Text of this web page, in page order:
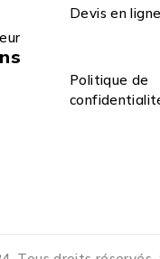
Devis en ligne
Politique de